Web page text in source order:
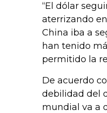
“El dólar
aterrizando
China iba a
han tenido
permitido la
De acuerdo
debilidad del
mundial va a